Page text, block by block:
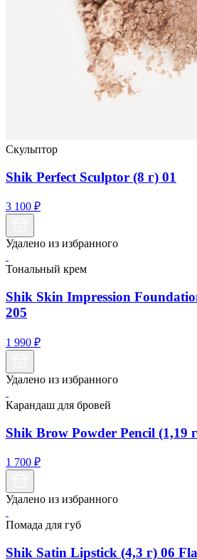
Скульптор
Shik Perfect Sculptor (8 г) 01
3 100 ₽
Удалено из избранного
Тональный крем
Shik Skin Impression
205
1 990 ₽
Удалено из избранного
Карандаш для бровей
Shik Brow Powder Pencil (1,19
1 700 ₽
Удалено из избранного
Помада для губ
Shik Satin Lipstick (4,3 г) 06